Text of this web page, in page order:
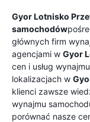
Gyor Lotnisko
samochodów
głównych firm
agencjami w Gyor
cen i usług
lokalizacjach w
klienci zawsze
wynajmu
porównać nasze